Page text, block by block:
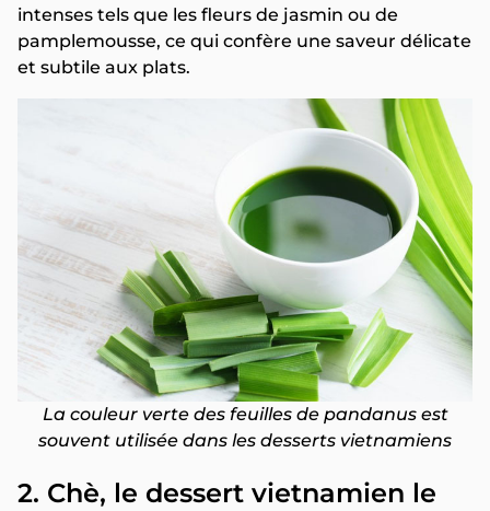
intenses tels que les fleurs de jasmin ou de
pamplemousse, ce qui confère une saveur délicate
et subtile aux plats.
La couleur verte des feuilles de pandanus est
souvent utilisée dans les desserts vietnamiens
2. Chè, le dessert vietnamien le